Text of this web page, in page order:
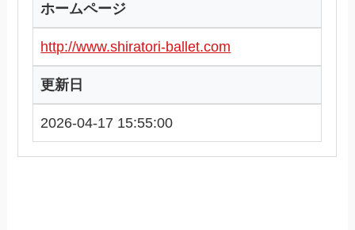
ホームページ
http://www.shiratori-ballet.com
更新日
2026-04-17 15:55:00